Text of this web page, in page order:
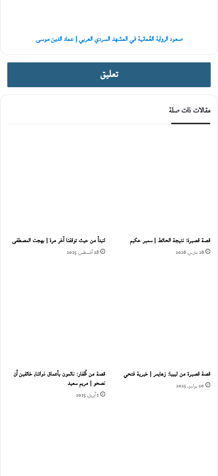
صعود الرواية العُمانية في المشهد السردي العربي | عماد الدين موسى
تعليق
مقالات ذات صلة
قصة قصيرة: نتيجة الحائط | سمير حكيم
26 مارس، 2026
لنبدأ من حيث توقفنا آخر مرة | بهجت المصطفى
28 أغسطس، 2025
قصة قصيرة من ليبيا: زهايمر | خيرية فتحي
20 يوليو، 2025
قصة من ظُفار: نائمون بأعماق ذواتنا، خائفين أن
نصحو | مريم سعيد
1 أبريل، 2025